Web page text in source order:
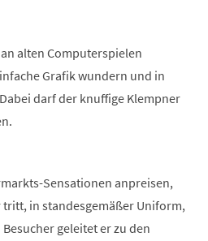
alten Computerspielen
Grafik wundern und in
darf der knuffige Klempner
Sensationen anpreisen,
in standesgemäßer Uniform,
geleitet er zu den